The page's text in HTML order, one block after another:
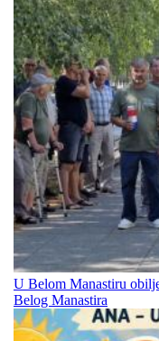
U Belom Manastiru
Belog Manastira